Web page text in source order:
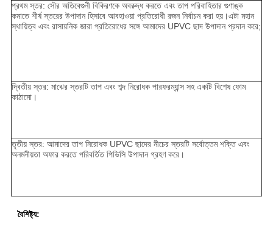
প্রথম স্তর: সৌর অতিবেগুনী বিকিরণকে অবরুদ্ধ করতে এবং তাপ পরিবাহিতার গুণাঙ্ক
কমাতে শীর্ষ স্তরের উপাদান হিসাবে আবহাওয়া প্রতিরোধী রজন নির্বাচন করা হয়।এটা মহান
স্থায়িত্ব এবং রাসায়নিক জারা প্রতিরোধের সঙ্গে আমাদের UPVC ছাদ উপাদান প্রদান করে;
দ্বিতীয় স্তর: মাঝের স্তরটি তাপ এবং শব্দ নিরোধক পারফরম্যান্স সহ একটি বিশেষ ফোম
কাঠামো।
তৃতীয় স্তর: আমাদের তাপ নিরোধক UPVC ছাদের নীচের স্তরটি সর্বোত্তম শক্তি এবং
অনমনীয়তা অফার করতে পরিবর্তিত পিভিসি উপাদান গ্রহণ করে।
বৈশিষ্ট্য: